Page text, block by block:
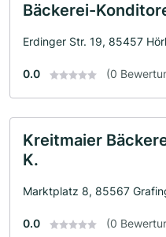
Bäckerei-
Erdinger Str. 19, 85457
0.0 (0
Kreitmaier
K.
Marktplatz 8, 85567
0.0 (0